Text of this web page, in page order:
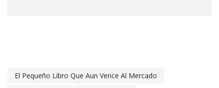
El Pequeño Libro Que Aun Vence Al Mercado